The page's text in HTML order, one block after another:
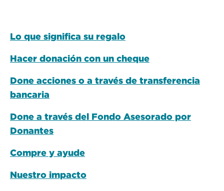
Lo que significa su regalo
Hacer donación con un cheque
Done acciones o a través de transferencia
bancaria
Done a través del Fondo Asesorado por
Donantes
Compre y ayude
Nuestro impacto